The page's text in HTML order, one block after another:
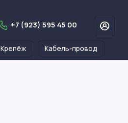
+7 (923) 595 45 00
Крепёж Кабель-провод